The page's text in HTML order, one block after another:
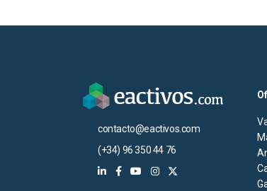
contacto@eactivos.com
(+34) 96 350 44 76